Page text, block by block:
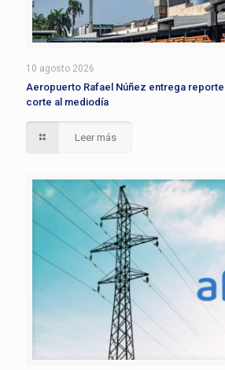
10 agosto 2026
Aeropuerto Rafael Núñez entrega
corte al mediodía
Leer más